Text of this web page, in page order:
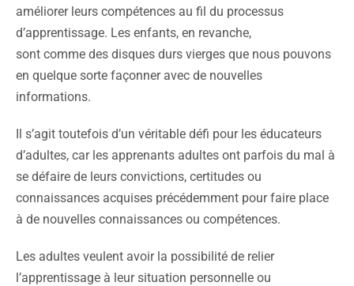
améliorer leurs compétences au fil du processus
d’apprentissage. Les enfants, en revanche,
sont comme des disques durs vierges que nous pouvons
en quelque sorte façonner avec de nouvelles
informations.
Il s’agit toutefois d’un véritable défi pour les éducateurs
d’adultes, car les apprenants adultes ont parfois du mal à
se défaire de leurs convictions, certitudes ou
connaissances acquises précédemment pour faire place
à de nouvelles connaissances ou compétences.
Les adultes veulent avoir la possibilité de relier
l’apprentissage à leur situation personnelle ou